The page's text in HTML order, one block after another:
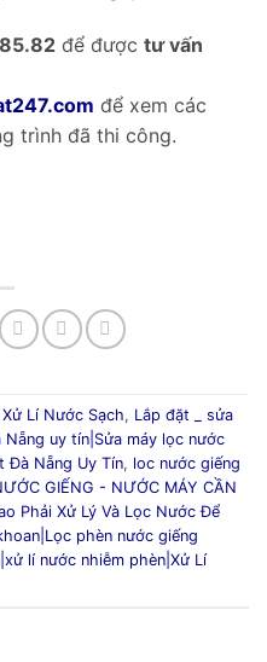
để được tư vấn
để xem các
trình đã thi công.
Lí Nước Sạch, Lắp đặt _ sửa
Nẵng uy tín|Sửa máy lọc nước
Đà Nẵng Uy Tín, loc nước giếng
GIẾNG - NƯỚC MÁY CẦN
Phải Xử Lý Và Lọc Nước Để
phèn nước giếng
lí nước nhiễm phèn|Xử Lí